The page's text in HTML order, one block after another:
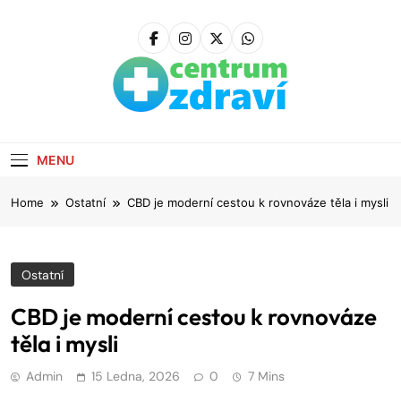
MENU
Home Ostatní CBD je moderní cestou k rovnováze těla i mysli
Ostatní
CBD je moderní cestou k rovnováze
těla i mysli
Admin 15 Ledna, 2026 0 7 Mins